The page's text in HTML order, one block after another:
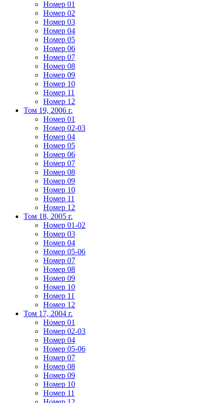
Номер 01
Номер 02
Номер 03
Номер 04
Номер 05
Номер 06
Номер 07
Номер 08
Номер 09
Номер 10
Номер 11
Номер 12
Том 19, 2006 г.
Номер 01
Номер 02-03
Номер 04
Номер 05
Номер 06
Номер 07
Номер 08
Номер 09
Номер 10
Номер 11
Номер 12
Том 18, 2005 г.
Номер 01-02
Номер 03
Номер 04
Номер 05-06
Номер 07
Номер 08
Номер 09
Номер 10
Номер 11
Номер 12
Том 17, 2004 г.
Номер 01
Номер 02-03
Номер 04
Номер 05-06
Номер 07
Номер 08
Номер 09
Номер 10
Номер 11